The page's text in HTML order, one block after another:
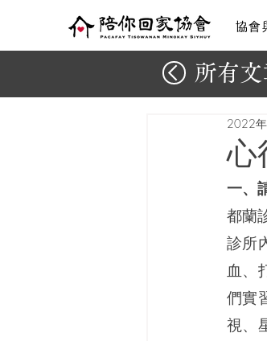
協會
所有文
心
2022
一、
都蘭
診所
血、
們實
視、